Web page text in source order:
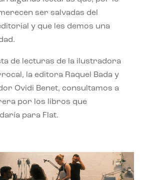
ser salvadas del
y que les demos una
de lecturas de la ilustradora
la editora Raquel Bada y
Ovidi Benet, consultamos a
por los libros que
para Flat.